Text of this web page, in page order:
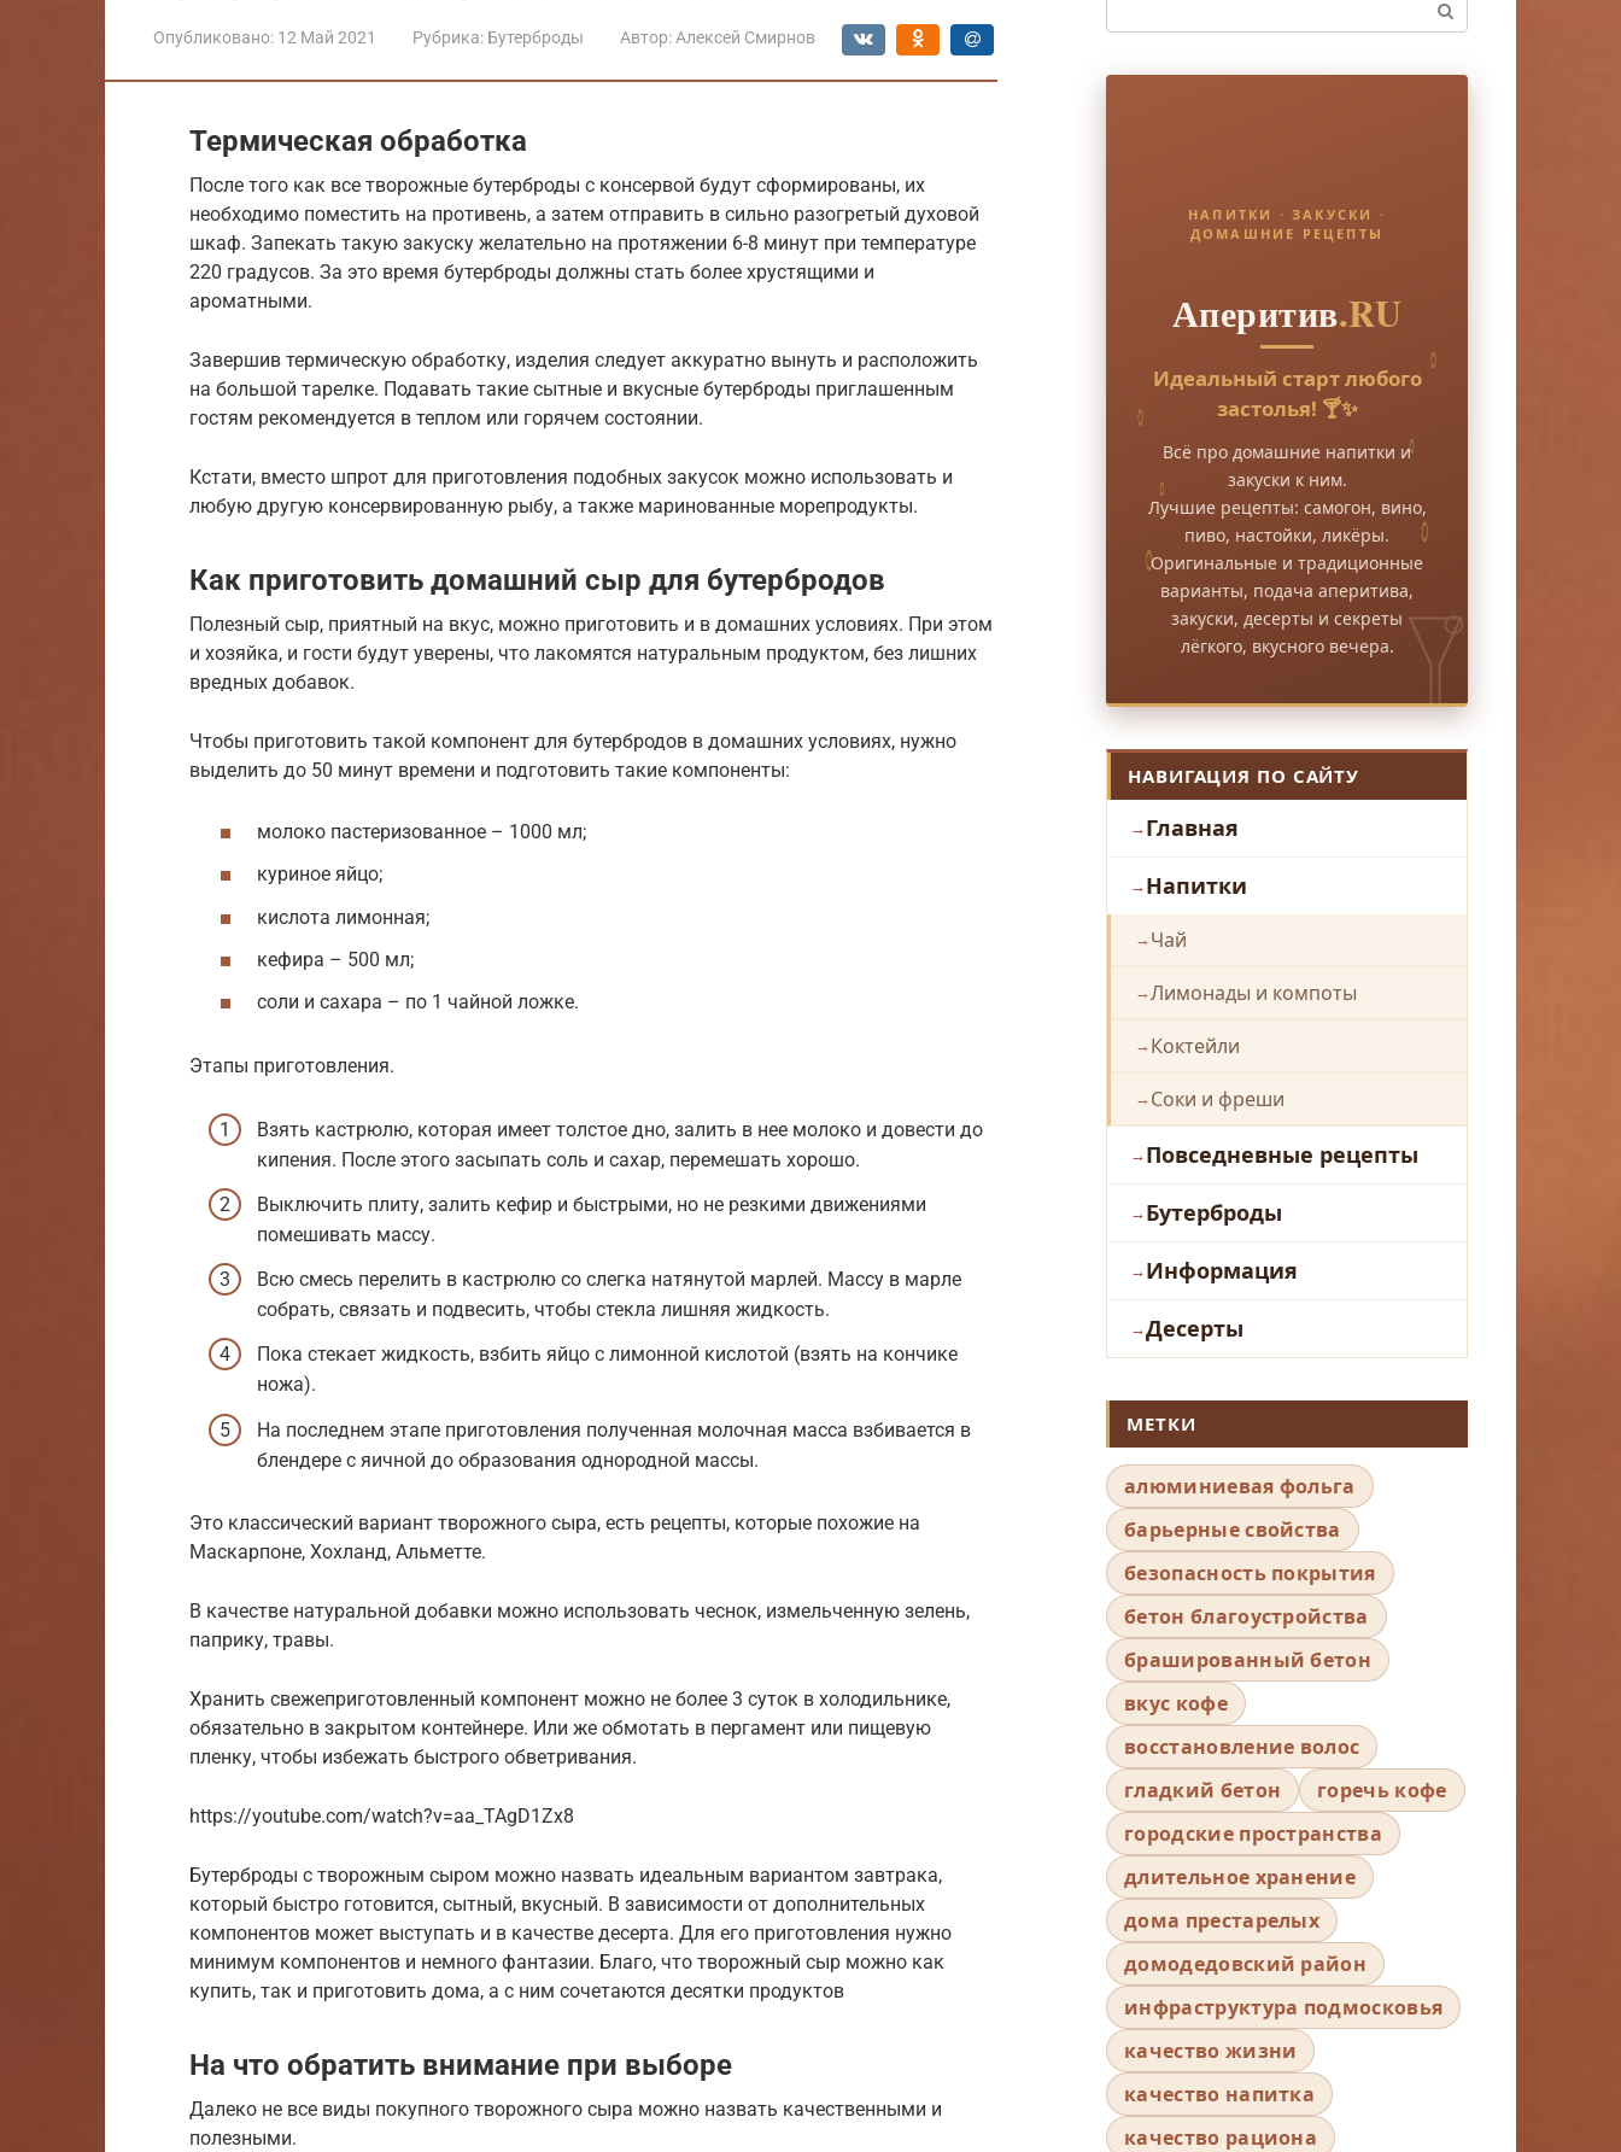
Опубликовано: 12 Май 2021 Рубрика: Бутерброды Автор: Алексей Смирнов
Термическая обработка
После того как все творожные бутерброды с консервой будут сформированы, их
необходимо поместить на противень, а затем отправить в сильно разогретый духовой
шкаф. Запекать такую закуску желательно на протяжении 6-8 минут при температуре
220 градусов. За это время бутерброды должны стать более хрустящими и
ароматными.
Завершив термическую обработку, изделия следует аккуратно вынуть и расположить
на большой тарелке. Подавать такие сытные и вкусные бутерброды приглашенным
гостям рекомендуется в теплом или горячем состоянии.
Кстати, вместо шпрот для приготовления подобных закусок можно использовать и
любую другую консервированную рыбу, а также маринованные морепродукты.
Как приготовить домашний сыр для бутербродов
Полезный сыр, приятный на вкус, можно приготовить и в домашних условиях. При этом
и хозяйка, и гости будут уверены, что лакомятся натуральным продуктом, без лишних
вредных добавок.
Чтобы приготовить такой компонент для бутербродов в домашних условиях, нужно
выделить до 50 минут времени и подготовить такие компоненты:
молоко пастеризованное – 1000 мл;
куриное яйцо;
кислота лимонная;
кефира – 500 мл;
соли и сахара – по 1 чайной ложке.
Этапы приготовления.
Взять кастрюлю, которая имеет толстое дно, залить в нее молоко и довести до
кипения. После этого засыпать соль и сахар, перемешать хорошо.
Выключить плиту, залить кефир и быстрыми, но не резкими движениями
помешивать массу.
Всю смесь перелить в кастрюлю со слегка натянутой марлей. Массу в марле
собрать, связать и подвесить, чтобы стекла лишняя жидкость.
Пока стекает жидкость, взбить яйцо с лимонной кислотой (взять на кончике
ножа).
На последнем этапе приготовления полученная молочная масса взбивается в
блендере с яичной до образования однородной массы.
Это классический вариант творожного сыра, есть рецепты, которые похожие на
Маскарпоне, Хохланд, Альметте.
В качестве натуральной добавки можно использовать чеснок, измельченную зелень,
паприку, травы.
Хранить свежеприготовленный компонент можно не более 3 суток в холодильнике,
обязательно в закрытом контейнере. Или же обмотать в пергамент или пищевую
пленку, чтобы избежать быстрого обветривания.
https://youtube.com/watch?v=aa_TAgD1Zx8
Бутерброды с творожным сыром можно назвать идеальным вариантом завтрака,
который быстро готовится, сытный, вкусный. В зависимости от дополнительных
компонентов может выступать и в качестве десерта. Для его приготовления нужно
минимум компонентов и немного фантазии. Благо, что творожный сыр можно как
купить, так и приготовить дома, а с ним сочетаются десятки продуктов
На что обратить внимание при выборе
Далеко не все виды покупного творожного сыра можно назвать качественными и
полезными.
НАПИТКИ · ЗАКУСКИ ·
ДОМАШНИЕ РЕЦЕПТЫ
Аперитив.RU
Идеальный старт любого
застолья! 🍸✨
Всё про домашние напитки и
закуски к ним.
Лучшие рецепты: самогон, вино,
пиво, настойки, ликёры.
Оригинальные и традиционные
варианты, подача аперитива,
закуски, десерты и секреты
лёгкого, вкусного вечера.
НАВИГАЦИЯ ПО САЙТУ
Главная
Напитки
Чай
Лимонады и компоты
Коктейли
Соки и фреши
Повседневные рецепты
Бутерброды
Информация
Десерты
МЕТКИ
алюминиевая фольга
барьерные свойства
безопасность покрытия
бетон благоустройства
брашированный бетон
вкус кофе
восстановление волос
гладкий бетон
горечь кофе
городские пространства
длительное хранение
дома престарелых
домодедовский район
инфраструктура подмосковья
качество жизни
качество напитка
качество рациона